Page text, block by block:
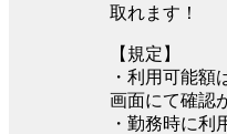
取れます！
【規定】
・利用可能
画面にて確認
・勤務時に